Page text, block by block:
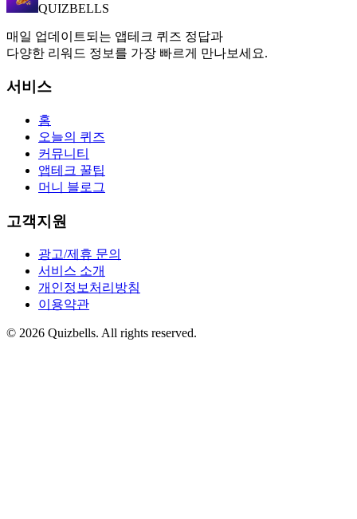
QUIZBELLS
매일 업데이트되는 앱테크 퀴즈 정답과
다양한 리워드 정보를 가장 빠르게 만나보세요.
서비스
홈
오늘의 퀴즈
커뮤니티
앱테크 꿀팁
머니 블로그
고객지원
광고/제휴 문의
서비스 소개
개인정보처리방침
이용약관
© 2026 Quizbells. All rights reserved.